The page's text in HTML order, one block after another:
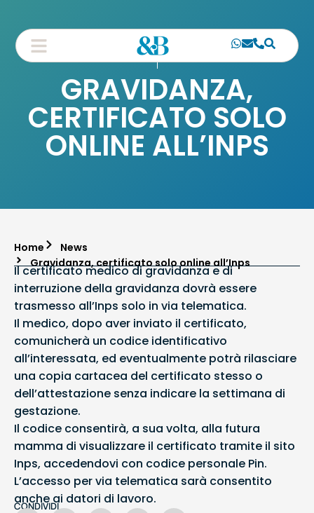
GRAVIDANZA,
CERTIFICATO SOLO
ONLINE ALL’INPS
Home
News
Gravidanza, certificato solo online all’Inps
Il certificato medico di gravidanza e di
interruzione della gravidanza dovrà essere
trasmesso all’Inps solo in via telematica.
Il medico, dopo aver inviato il certificato,
comunicherà un codice identificativo
all’interessata, ed eventualmente potrà rilasciare
una copia cartacea del certificato stesso o
dell’attestazione senza indicare la settimana di
gestazione.
Il codice consentirà, a sua volta, alla futura
mamma di visualizzare il certificato tramite il sito
Inps, accedendovi con codice personale Pin.
L’accesso per via telematica sarà consentito
anche ai datori di lavoro.
CONDIVIDI